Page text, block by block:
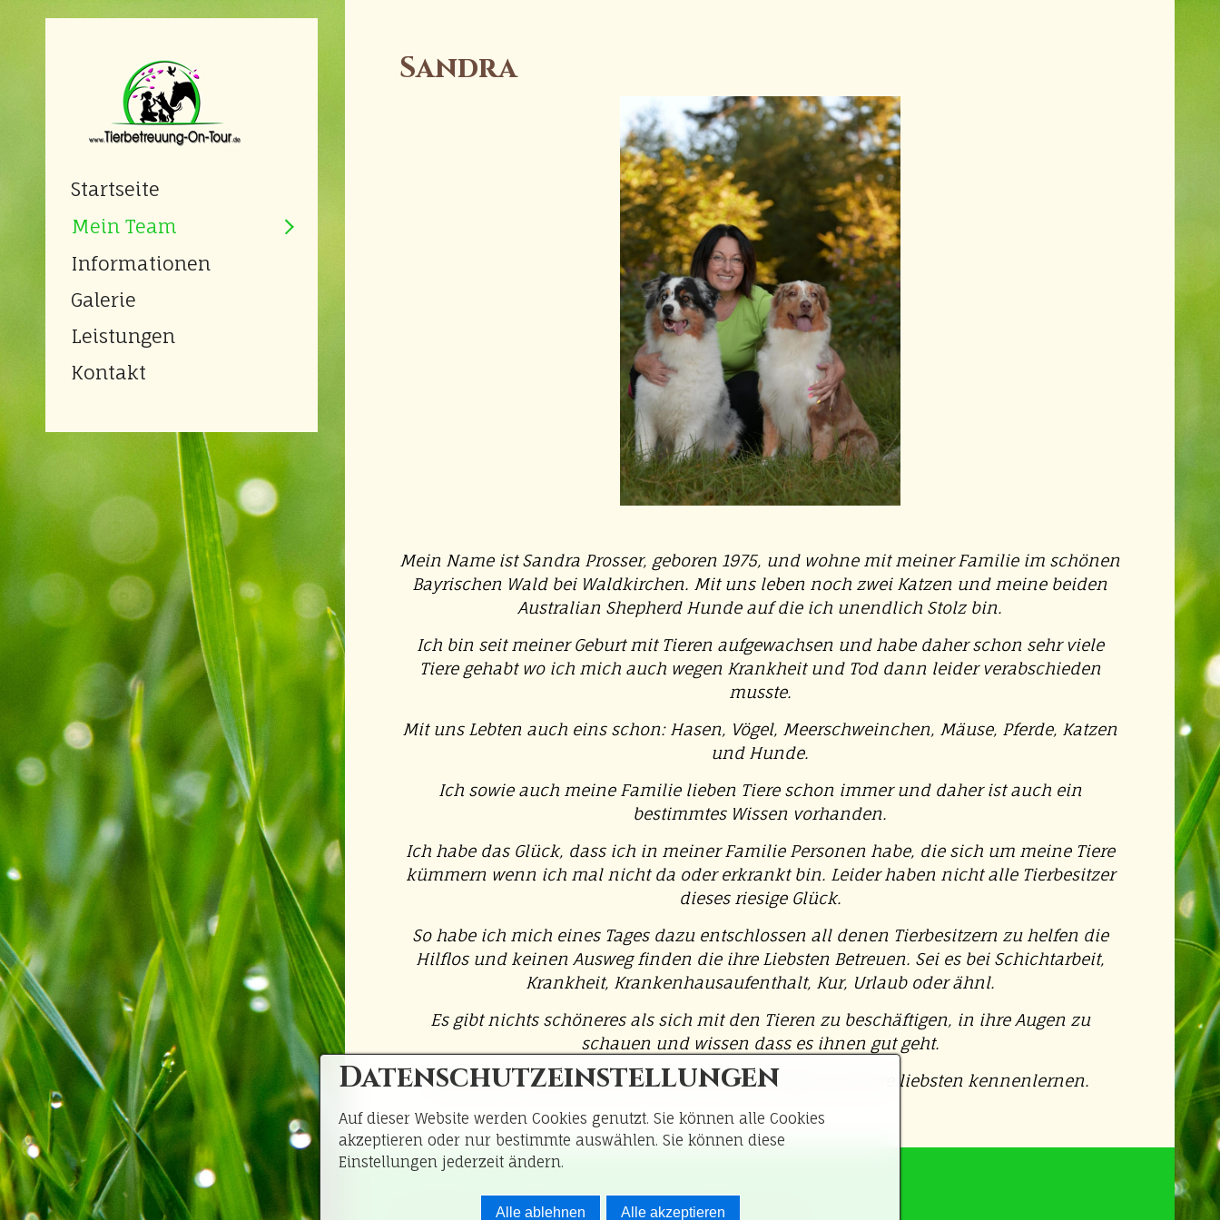
Startseite
Mein Team
Informationen
Galerie
Leistungen
Kontakt
Sandra
Mein Name ist Sandra Prosser, geboren 1975, und wohne mit meiner Familie im schönen
Bayrischen Wald bei Waldkirchen. Mit uns leben noch zwei Katzen und meine beiden
Australian Shepherd Hunde auf die ich unendlich Stolz bin.
Ich bin seit meiner Geburt mit Tieren aufgewachsen und habe daher schon sehr viele
Tiere gehabt wo ich mich auch wegen Krankheit und Tod dann leider verabschieden
musste.
Mit uns Lebten auch eins schon: Hasen, Vögel, Meerschweinchen, Mäuse, Pferde, Katzen
und Hunde.
Ich sowie auch meine Familie lieben Tiere schon immer und daher ist auch ein
bestimmtes Wissen vorhanden.
Ich habe das Glück, dass ich in meiner Familie Personen habe, die sich um meine Tiere
kümmern wenn ich mal nicht da oder erkrankt bin. Leider haben nicht alle Tierbesitzer
dieses riesige Glück.
So habe ich mich eines Tages dazu entschlossen all denen Tierbesitzern zu helfen die
Hilflos und keinen Ausweg finden die ihre Liebsten Betreuen. Sei es bei Schichtarbeit,
Krankheit, Krankenhausaufenthalt, Kur, Urlaub oder ähnl.
Es gibt nichts schöneres als sich mit den Tieren zu beschäftigen, in ihre Augen zu
schauen und wissen dass es ihnen gut geht.
Wer weiß, vielleicht kann ich auch ihnen helfen und ihre liebsten kennenlernen.
Kontakt Impressum Datenschutz
Datenschutzeinstellungen
Auf dieser Website werden Cookies genutzt. Sie können alle Cookies
akzeptieren oder nur bestimmte auswählen. Sie können diese
Einstellungen jederzeit ändern.
Alle ablehnen Alle akzeptieren